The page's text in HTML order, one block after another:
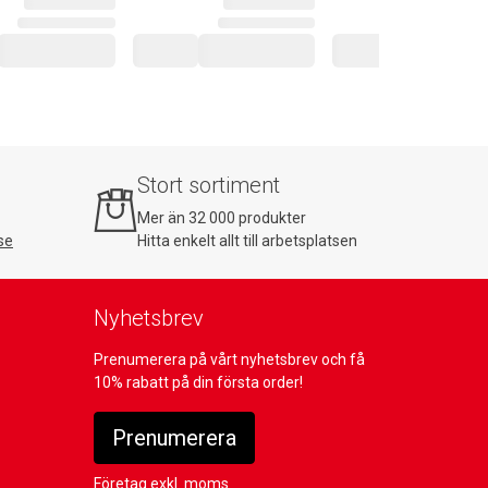
Stort sortiment
Mer än 32 000 produkter
Hitta enkelt allt till arbetsplatsen
Nyhetsbrev
Prenumerera på vårt nyhetsbrev och få
10% rabatt på din första order!
Prenumerera
Företag exkl. moms